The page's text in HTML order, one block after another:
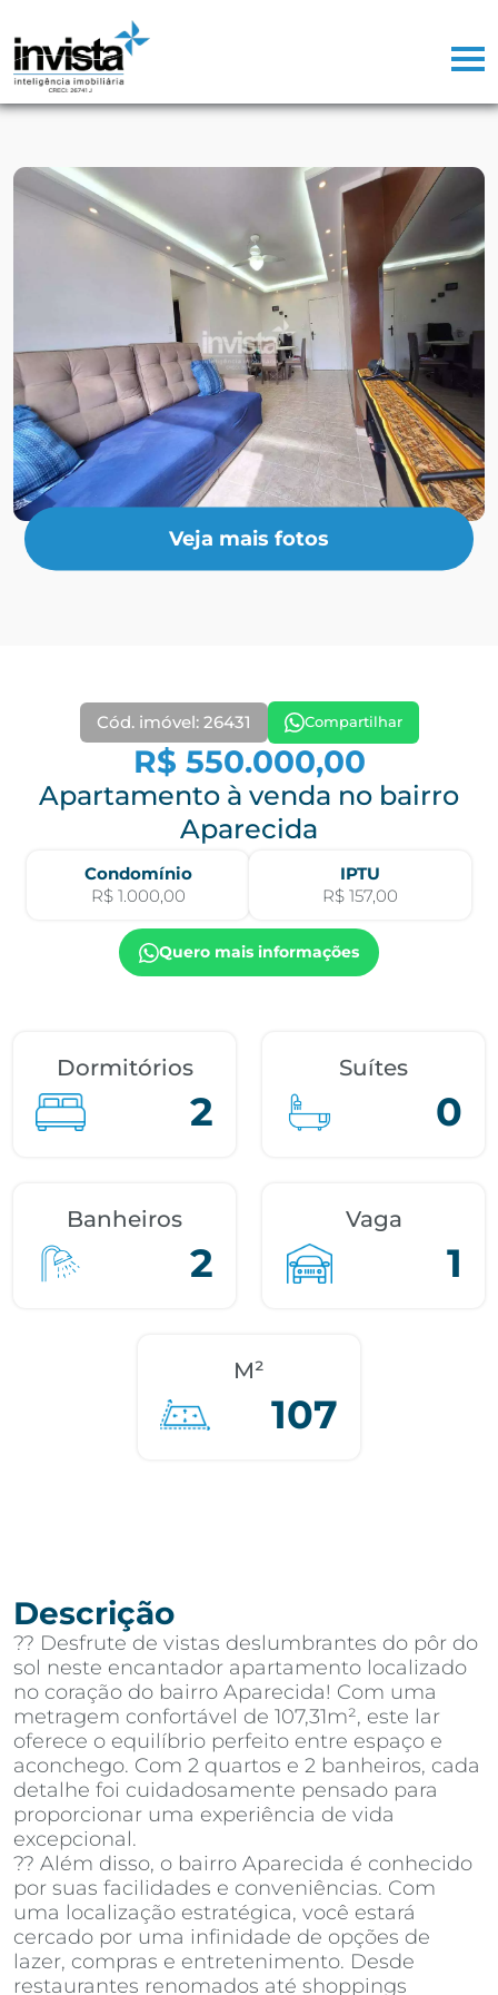
Veja mais fotos
Cód. imóvel: 26431 Compartilhar
R$ 550.000,00
Apartamento à venda no bairro
Aparecida
Condomínio
R$ 1.000,00
IPTU
R$ 157,00
Quero mais informações
Dormitórios
2
Suítes
0
Banheiros
2
Vaga
1
M²
107
Descrição
?? Desfrute de vistas deslumbrantes do pôr do
sol neste encantador apartamento localizado
no coração do bairro Aparecida! Com uma
metragem confortável de 107,31m², este lar
oferece o equilíbrio perfeito entre espaço e
aconchego. Com 2 quartos e 2 banheiros, cada
detalhe foi cuidadosamente pensado para
proporcionar uma experiência de vida
excepcional.
?? Além disso, o bairro Aparecida é conhecido
por suas facilidades e conveniências. Com
uma localização estratégica, você estará
cercado por uma infinidade de opções de
lazer, compras e entretenimento. Desde
restaurantes renomados até shoppings